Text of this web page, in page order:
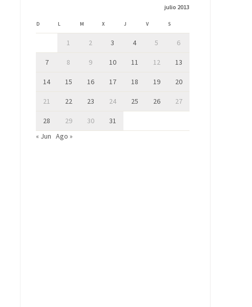
julio 2013
D L M X J V S
1 2 3 4 5 6
7 8 9 10 11 12 13
14 15 16 17 18 19 20
21 22 23 24 25 26 27
28 29 30
31
« Jun Ago »